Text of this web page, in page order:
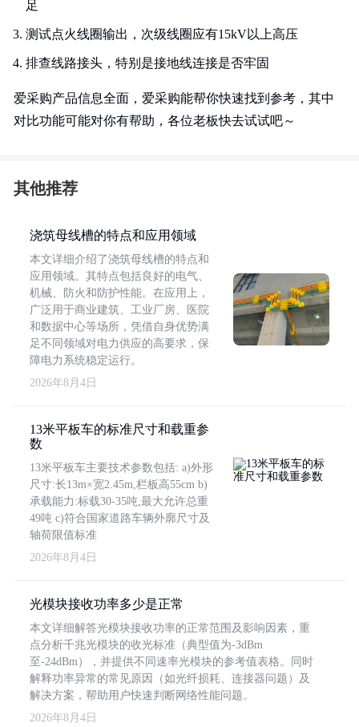
足
测试点火线圈输出，次级线圈应有15kV以上高压
排查线路接头，特别是接地线连接是否牢固
爱采购产品信息全面，爱采购能帮你快速找到参考，其中
对比功能可能对你有帮助，各位老板快去试试吧～
其他推荐
浇筑母线槽的特点和应用领域
本文详细介绍了浇筑母线槽的特点和
应用领域。其特点包括良好的电气、
机械、防火和防护性能。在应用上，
广泛用于商业建筑、工业厂房、医院
和数据中心等场所，凭借自身优势满
足不同领域对电力供应的高要求，保
障电力系统稳定运行。
2026年8月4日
13米平板车的标准尺寸和载重参
数
13米平板车主要技术参数包括: a)外形
尺寸:长13m×宽2.45m,栏板高55cm b)
承载能力:标载30-35吨,最大允许总重
49吨 c)符合国家道路车辆外廓尺寸及
轴荷限值标准
2026年8月4日
光模块接收功率多少是正常
本文详细解答光模块接收功率的正常范围及影响因素，重
点分析千兆光模块的收光标准（典型值为-3dBm
至-24dBm），并提供不同速率光模块的参考值表格。同时
解释功率异常的常见原因（如光纤损耗、连接器问题）及
解决方案，帮助用户快速判断网络性能问题。
2026年8月4日